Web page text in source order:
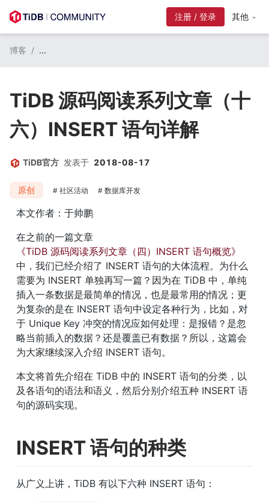
注册 / 登录 其他
博客 / ...
TiDB 源码阅读系列文章（十
六）INSERT 语句详解
TiDB官方 发表于 2018-08-17
原创 社区活动 数据库开发
本文作者：于帅鹏
在之前的一篇文章
《TiDB 源码阅读系列文章（四）INSERT 语句概览》
中，我们已经介绍了 INSERT 语句的大体流程。为什么
需要为 INSERT 单独再写一篇？因为在 TiDB 中，单纯
插入一条数据是最简单的情况，也是最常用的情况；更
为复杂的是在 INSERT 语句中设定各种行为，比如，对
于 Unique Key 冲突的情况应如何处理：是报错？是忽
略当前插入的数据？还是覆盖已有数据？所以，这篇会
为大家继续深入介绍 INSERT 语句。
本文将首先介绍在 TiDB 中的 INSERT 语句的分类，以
及各语句的语法和语义，然后分别介绍五种 INSERT 语
句的源码实现。
INSERT 语句的种类
从广义上讲，TiDB 有以下六种 INSERT 语句：